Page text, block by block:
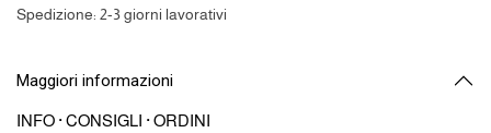
Spedizione: 2-3 giorni lavorativi
Maggiori informazioni
INFO · CONSIGLI · ORDINI